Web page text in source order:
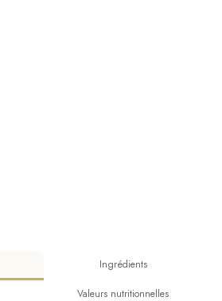
Ingrédients
Valeurs nutritionnelles